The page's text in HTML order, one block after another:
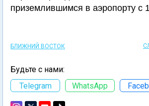
приземлившимся в аэропорту с
БЛИЖНИЙ ВОСТОК
Будьте с нами:
Telegram
WhatsApp